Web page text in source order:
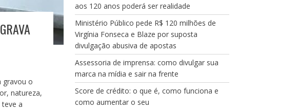
gravou o
natureza,
a
aos 120 anos poderá ser realidade
Ministério Público pede R$ 120 milhões de
Virgínia Fonseca e Blaze por suposta
divulgação abusiva de apostas
Assessoria de imprensa: como divulgar sua
marca na mídia e sair na frente
Score de crédito: o que é, como funciona e
como aumentar o seu